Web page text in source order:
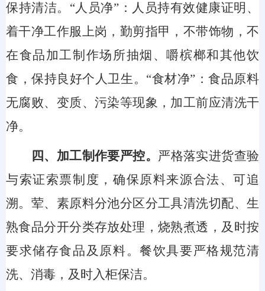
保持清洁。“人员净”：人员持有效健康证明、
着干净工作服上岗，勤剪指甲，不带饰物，不
在食品加工制作场所抽烟、嚼槟榔和其他饮
食，保持良好个人卫生。“食材净”：食品原料
无腐败、变质、污染等现象，加工前应清洗干
净。
四、加工制作要严控。 严格落实进货查验
与索证索票制度，确保原料来源合法、可追
溯。荤、素原料分池分区分工具清洗切配、生
熟食品分开分类存放处理，烧熟煮透，及时按
要求储存食品及原料。餐饮具要严格规范清
洗、消毒，及时入柜保洁。